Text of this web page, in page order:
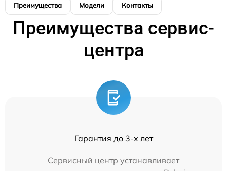
Преимущества Модели Контакты
Преимущества сервис-
центра
Гарантия до 3-х лет
Сервисный центр устанавливает